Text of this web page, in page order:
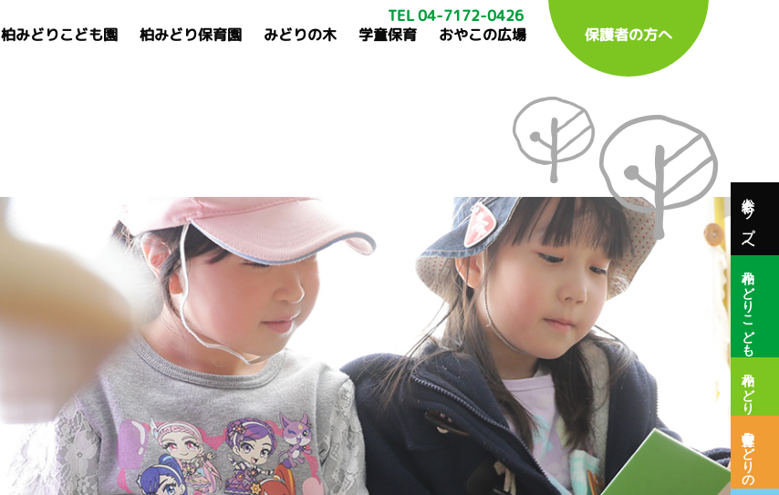
柏みどりこども園 柏みどり保育園 みどりの木 学童保育 おやこの広場 保護者の方へ
TEL 04-7172-0426
総合トップへ
柏みどりこども園
柏みどり保育園
保育室みどりの木